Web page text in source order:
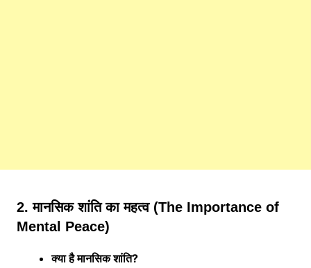
2. मानसिक शांति का महत्व (The Importance of
Mental Peace)
क्या है मानसिक शांति?